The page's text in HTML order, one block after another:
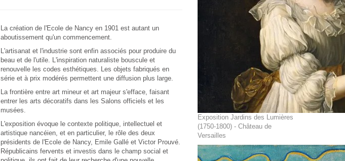
La création de l'Ecole de Nancy en 1901 est autant un
aboutissement qu'un commencement.
L'artisanat et l'industrie sont enfin associés pour produire du
beau et de l'utile. L'inspiration naturaliste bouscule et
renouvelle les codes esthétiques. Les objets fabriqués en
série et à prix modérés permettent une diffusion plus large.
La frontière entre art mineur et art majeur s'efface, faisant
entrer les arts décoratifs dans les Salons officiels et les
musées.
L'exposition évoque le contexte politique, intellectuel et
artistique nancéien, et en particulier, le rôle des deux
présidents de l'Ecole de Nancy, Emile Gallé et Victor Prouvé.
Républicains fervents et investis dans le champ social et
Exposition Jardins des Lumières
(1750-1800) - Château de
Versailles